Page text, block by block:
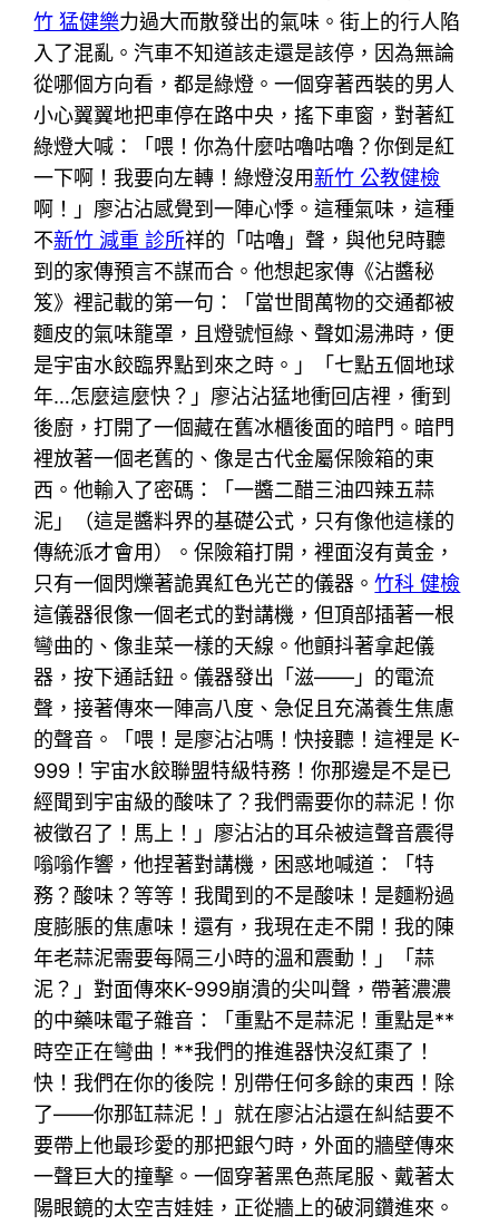
竹 猛健樂力過大而散發出的氣味。街上的行人陷
入了混亂。汽車不知道該走還是該停，因為無論
從哪個方向看，都是綠燈。一個穿著西裝的男人
小心翼翼地把車停在路中央，搖下車窗，對著紅
綠燈大喊：「喂！你為什麼咕嚕咕嚕？你倒是紅
一下啊！我要向左轉！綠燈沒用新竹 公教健檢
啊！」廖沾沾感覺到一陣心悸。這種氣味，這種
不新竹 減重 診所祥的「咕嚕」聲，與他兒時聽
到的家傳預言不謀而合。他想起家傳《沾醬秘
笈》裡記載的第一句：「當世間萬物的交通都被
麵皮的氣味籠罩，且燈號恒綠、聲如湯沸時，便
是宇宙水餃臨界點到來之時。」「七點五個地球
年…怎麼這麼快？」廖沾沾猛地衝回店裡，衝到
後廚，打開了一個藏在舊冰櫃後面的暗門。暗門
裡放著一個老舊的、像是古代金屬保險箱的東
西。他輸入了密碼：「一醬二醋三油四辣五蒜
泥」（這是醬料界的基礎公式，只有像他這樣的
傳統派才會用）。保險箱打開，裡面沒有黃金，
只有一個閃爍著詭異紅色光芒的儀器。竹科 健檢
這儀器很像一個老式的對講機，但頂部插著一根
彎曲的、像韭菜一樣的天線。他顫抖著拿起儀
器，按下通話鈕。儀器發出「滋——」的電流
聲，接著傳來一陣高八度、急促且充滿養生焦慮
的聲音。「喂！是廖沾沾嗎！快接聽！這裡是 K-
999！宇宙水餃聯盟特級特務！你那邊是不是已
經聞到宇宙級的酸味了？我們需要你的蒜泥！你
被徵召了！馬上！」廖沾沾的耳朵被這聲音震得
嗡嗡作響，他捏著對講機，困惑地喊道：「特
務？酸味？等等！我聞到的不是酸味！是麵粉過
度膨脹的焦慮味！還有，我現在走不開！我的陳
年老蒜泥需要每隔三小時的溫和震動！」「蒜
泥？」對面傳來K-999崩潰的尖叫聲，帶著濃濃
的中藥味電子雜音：「重點不是蒜泥！重點是**
時空正在彎曲！**我們的推進器快沒紅棗了！
快！我們在你的後院！別帶任何多餘的東西！除
了——你那缸蒜泥！」就在廖沾沾還在糾結要不
要帶上他最珍愛的那把銀勺時，外面的牆壁傳來
一聲巨大的撞擊。一個穿著黑色燕尾服、戴著太
陽眼鏡的太空吉娃娃，正從牆上的破洞鑽進來。